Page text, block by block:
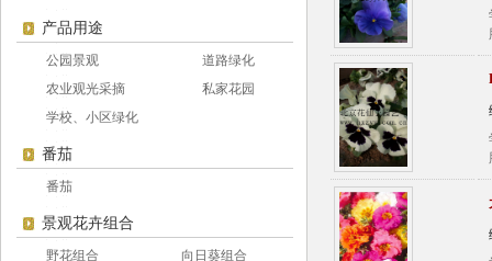
产品用途
公园景观
道路绿化
农业观光采摘
私家花园
学校、小区绿化
番茄
番茄
景观花卉组合
野花组合
向日葵组合